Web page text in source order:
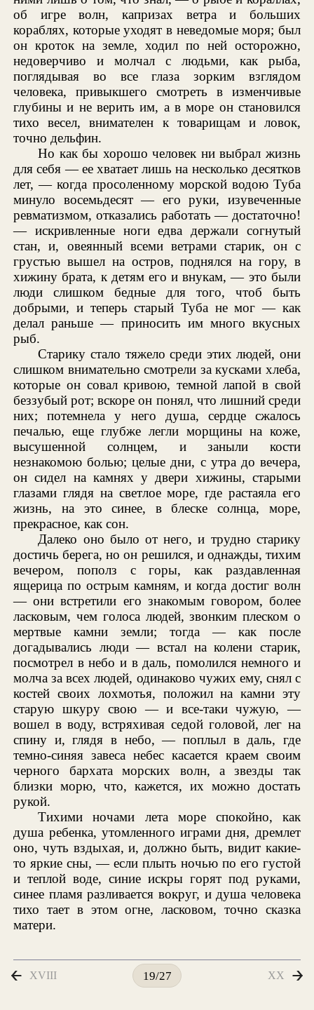
об игре волн, капризах ветра и больших
кораблях, которые уходят в неведомые моря; был
он кроток на земле, ходил по ней осторожно,
недоверчиво и молчал с людьми, как рыба,
поглядывая во все глаза зорким взглядом
человека, привыкшего смотреть в изменчивые
глубины и не верить им, а в море он становился
тихо весел, внимателен к товарищам и ловок,
точно дельфин.
Но как бы хорошо человек ни выбрал жизнь
для себя — ее хватает лишь на несколько десятков
лет, — когда просоленному морской водою Туба
минуло восемьдесят — его руки, изувеченные
ревматизмом, отказались работать — достаточно!
— искривленные ноги едва держали согнутый
стан, и, овеянный всеми ветрами старик, он с
грустью вышел на остров, поднялся на гору, в
хижину брата, к детям его и внукам, — это были
люди слишком бедные для того, чтоб быть
добрыми, и теперь старый Туба не мог — как
делал раньше — приносить им много вкусных
рыб.
Старику стало тяжело среди этих людей, они
слишком внимательно смотрели за кусками хлеба,
которые он совал кривою, темной лапой в свой
беззубый рот; вскоре он понял, что лишний среди
них; потемнела у него душа, сердце сжалось
печалью, еще глубже легли морщины на коже,
высушенной солнцем, и заныли кости
незнакомою болью; целые дни, с утра до вечера,
он сидел на камнях у двери хижины, старыми
глазами глядя на светлое море, где растаяла его
жизнь, на это синее, в блеске солнца, море,
прекрасное, как сон.
Далеко оно было от него, и трудно старику
достичь берега, но он решился, и однажды, тихим
вечером, пополз с горы, как раздавленная
ящерица по острым камням, и когда достиг волн
— они встретили его знакомым говором, более
ласковым, чем голоса людей, звонким плеском о
мертвые камни земли; тогда — как после
догадывались люди — встал на колени старик,
посмотрел в небо и в даль, помолился немного и
молча за всех людей, одинаково чужих ему, снял с
костей своих лохмотья, положил на камни эту
старую шкуру свою — и все-таки чужую, —
вошел в воду, встряхивая седой головой, лег на
спину и, глядя в небо, — поплыл в даль, где
темно-синяя завеса небес касается краем своим
черного бархата морских волн, а звезды так
близки морю, что, кажется, их можно достать
рукой.
Тихими ночами лета море спокойно, как
душа ребенка, утомленного играми дня, дремлет
оно, чуть вздыхая, и, должно быть, видит какие-
то яркие сны, — если плыть ночью по его густой
и теплой воде, синие искры горят под руками,
синее пламя разливается вокруг, и душа человека
тихо тает в этом огне, ласковом, точно сказка
матери.
XVIII 19/27 XX